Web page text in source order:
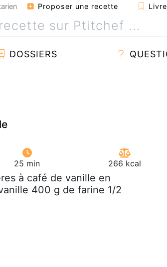
Proposer une recette
DOSSIERS
25 min 266 kcal
à café de vanille en
400 g de farine 1/2